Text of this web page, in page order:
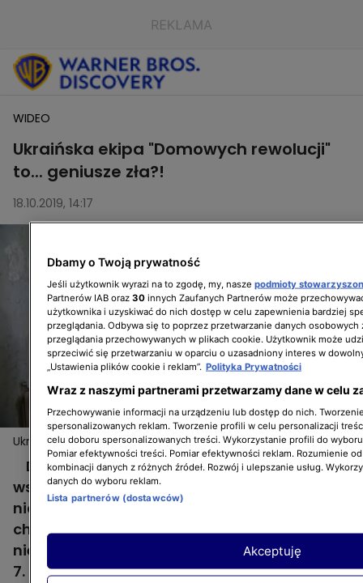
WIDEO
Ukraińska ekipa "Domowych rewolucji"
to... geniusze zła?!
18.10.2019, 14:17
Ukraińska ekipa "Domowych rewolucji" to... geniusze zła?!
Dorota Szelągowska nie kryje sympatii do
wszystkich członków swojej ekipy i ma dla
nich wiele wyrozumiałości. Są jednak takie
chwile, kiedy zaczyna ich podejrzewać o
nieczyste zagrania... ;) Zobaczcie fragment
7. odcinka "Domowych rewolucji"!
Dbamy o Twoją prywatność
Jeśli użytkownik wyrazi na to zgodę, my, nasze podmioty
Partnerów IAB oraz 30 innych Zaufanych Partnerów może
użytkownika i uzyskiwać do nich dostęp w celu zapewnienia bardziej
przeglądania. Odbywa się to poprzez przetwarzanie danych osobowych
przeglądania przechowywanych w plikach cookie. Użytkownik może
sprzeciwić się przetwarzaniu w oparciu o uzasadniony interes w
„Ustawienia plików cookie i reklam”. Polityka Prywatności
Wraz z naszymi partnerami przetwarzamy dane w celu
Przechowywanie informacji na urządzeniu lub dostęp do nich.
spersonalizowanych reklam. Tworzenie profili w celu personalizacji
celu doboru spersonalizowanych treści. Wykorzystanie profili do
Pomiar efektywności treści. Pomiar efektywności reklam. Rozumienie
kombinacji danych z różnych źródeł. Rozwój i ulepszanie usług.
danych do wyboru reklam.
Lista partnerów (dostawców)
Akceptuję